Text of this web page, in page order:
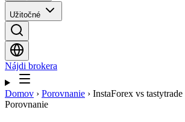
Užitočné
Nájdi brokera
Domov › Porovnanie › InstaForex vs tastytrade
Porovnanie